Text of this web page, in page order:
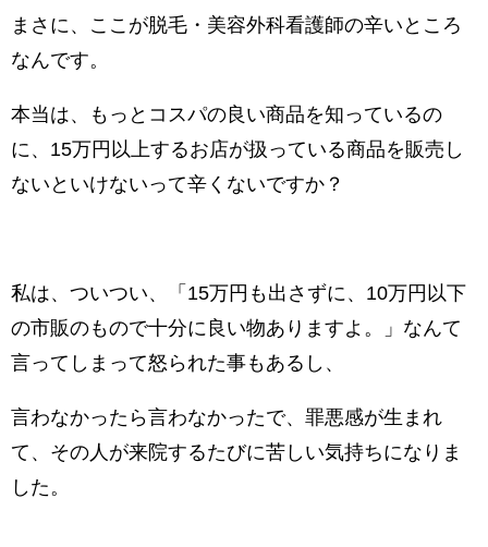
まさに、ここが脱毛・美容外科看護師の辛いところ
なんです。
本当は、もっとコスパの良い商品を知っているの
に、15万円以上するお店が扱っている商品を販売し
ないといけないって辛くないですか？
私は、ついつい、「15万円も出さずに、10万円以下
の市販のもので十分に良い物ありますよ。」なんて
言ってしまって怒られた事もあるし、
言わなかったら言わなかったで、罪悪感が生まれ
て、その人が来院するたびに苦しい気持ちになりま
した。